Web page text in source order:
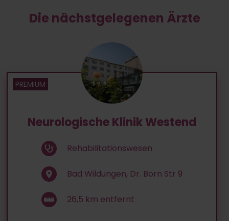
Die nächstgelegenen Ärzte
Neurologische Klinik Westend
Rehabilitationswesen
Bad Wildungen, Dr. Born Str 9
26,5 km entfernt